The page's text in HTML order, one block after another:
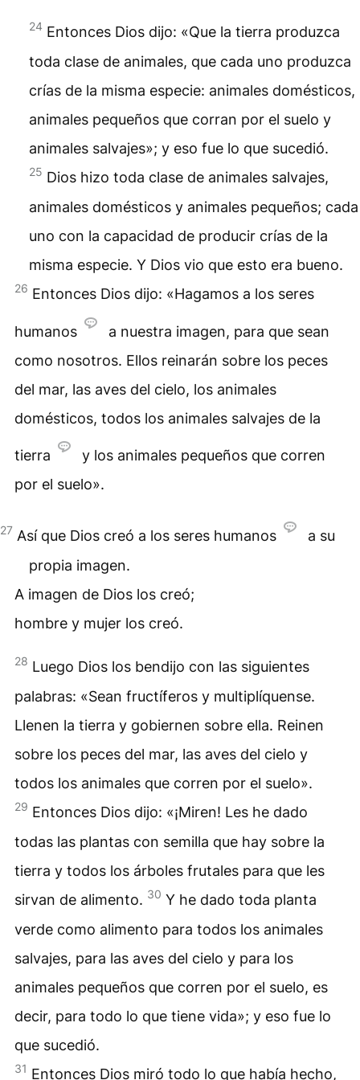
24 Entonces Dios dijo: «Que la tierra produzca
toda clase de animales, que cada uno produzca
crías de la misma especie: animales domésticos,
animales pequeños que corran por el suelo y
animales salvajes»; y eso fue lo que sucedió.
25 Dios hizo toda clase de animales salvajes,
animales domésticos y animales pequeños; cada
uno con la capacidad de producir crías de la
misma especie. Y Dios vio que esto era bueno.
26 Entonces Dios dijo: «Hagamos a los seres
humanos
a nuestra imagen, para que sean
como nosotros. Ellos reinarán sobre los peces
del mar, las aves del cielo, los animales
domésticos, todos los animales salvajes de la
tierra
y los animales pequeños que corren
por el suelo».
27 Así que Dios creó a los seres humanos
a su
propia imagen.
A imagen de Dios los creó;
hombre y mujer los creó.
28 Luego Dios los bendijo con las siguientes
palabras: «Sean fructíferos y multiplíquense.
Llenen la tierra y gobiernen sobre ella. Reinen
sobre los peces del mar, las aves del cielo y
todos los animales que corren por el suelo».
29 Entonces Dios dijo: «¡Miren! Les he dado
todas las plantas con semilla que hay sobre la
tierra y todos los árboles frutales para que les
sirvan de alimento. 30 Y he dado toda planta
verde como alimento para todos los animales
salvajes, para las aves del cielo y para los
animales pequeños que corren por el suelo, es
decir, para todo lo que tiene vida»; y eso fue lo
que sucedió.
31 Entonces Dios miró todo lo que había hecho,